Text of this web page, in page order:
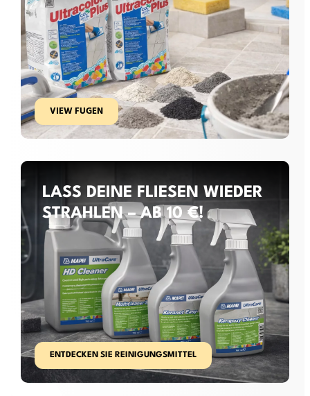
VIEW FUGEN
LASS DEINE FLIESEN WIEDER
STRAHLEN – AB 10 €!
ENTDECKEN SIE REINIGUNGSMITTEL